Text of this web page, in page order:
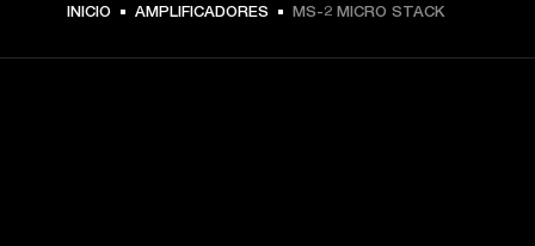
INICIO AMPLIFICADORES MS-2 MICRO STACK